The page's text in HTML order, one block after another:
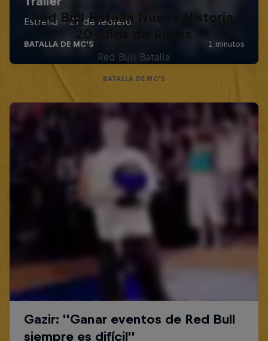
Red Bull Batalla Nueva Historia:
20 Años de Rimas
Red Bull Batalla
BATALLA DE MC'S